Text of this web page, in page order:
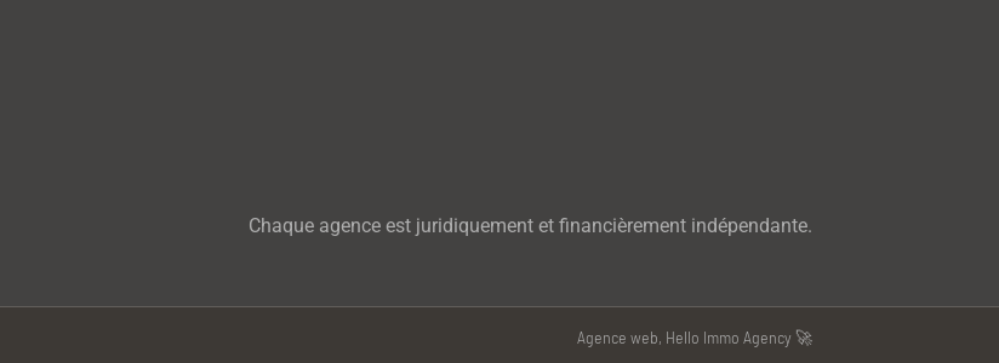
Chaque agence est juridiquement et financièrement indépendante.
Agence web, Hello Immo Agency 🚀